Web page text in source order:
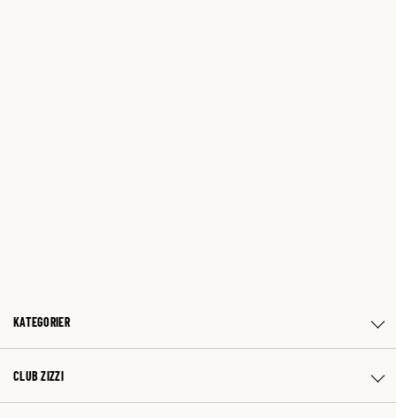
KATEGORIER
CLUB ZIZZI